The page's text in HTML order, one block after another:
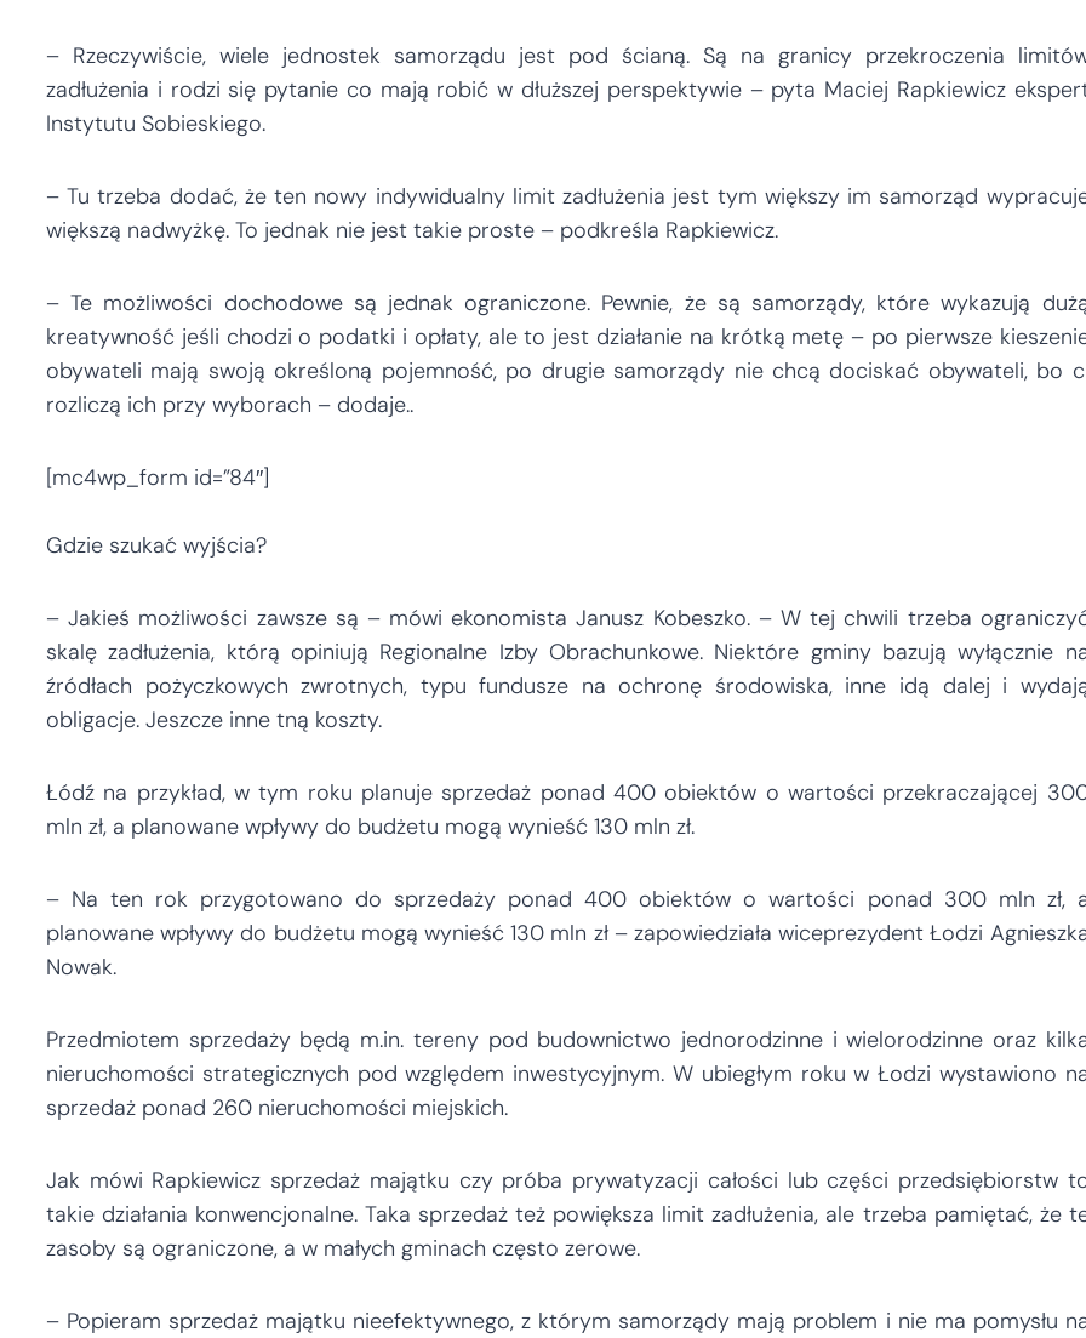
– Rzeczywiście, wiele jednostek samorządu jest pod ścianą. Są na granicy przekroczenia
zadłużenia i rodzi się pytanie co mają robić w dłuższej perspektywie – pyta Maciej Rapkiewicz
Instytutu Sobieskiego.
– Tu trzeba dodać, że ten nowy indywidualny limit zadłużenia jest tym większy im samorząd
większą nadwyżkę. To jednak nie jest takie proste – podkreśla Rapkiewicz.
– Te możliwości dochodowe są jednak ograniczone. Pewnie, że są samorządy, które wykazują
kreatywność jeśli chodzi o podatki i opłaty, ale to jest działanie na krótką metę – po pierwsze
obywateli mają swoją określoną pojemność, po drugie samorządy nie chcą dociskać obywateli, bo
rozliczą ich przy wyborach – dodaje..
[mc4wp_form id=”84″]
Gdzie szukać wyjścia?
– Jakieś możliwości zawsze są – mówi ekonomista Janusz Kobeszko. – W tej chwili trzeba
skalę zadłużenia, którą opiniują Regionalne Izby Obrachunkowe. Niektóre gminy bazują wyłącznie
źródłach pożyczkowych zwrotnych, typu fundusze na ochronę środowiska, inne idą dalej i
obligacje. Jeszcze inne tną koszty.
Łódź na przykład, w tym roku planuje sprzedaż ponad 400 obiektów o wartości przekraczającej
mln zł, a planowane wpływy do budżetu mogą wynieść 130 mln zł.
– Na ten rok przygotowano do sprzedaży ponad 400 obiektów o wartości ponad 300 mln zł,
planowane wpływy do budżetu mogą wynieść 130 mln zł – zapowiedziała wiceprezydent Łodzi
Nowak.
Przedmiotem sprzedaży będą m.in. tereny pod budownictwo jednorodzinne i wielorodzinne oraz
nieruchomości strategicznych pod względem inwestycyjnym. W ubiegłym roku w Łodzi wystawiono
sprzedaż ponad 260 nieruchomości miejskich.
Jak mówi Rapkiewicz sprzedaż majątku czy próba prywatyzacji całości lub części przedsiębiorstw
takie działania konwencjonalne. Taka sprzedaż też powiększa limit zadłużenia, ale trzeba pamiętać, że
zasoby są ograniczone, a w małych gminach często zerowe.
– Popieram sprzedaż majątku nieefektywnego, z którym samorządy mają problem i nie ma pomysłu